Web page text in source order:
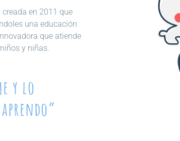
en 2011 que
una educación
que atiende
y niñas.
y lo